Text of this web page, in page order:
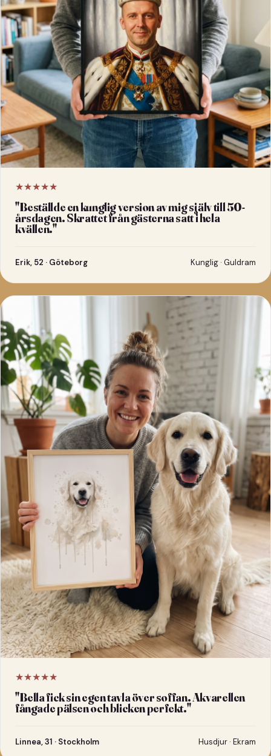
★★★★★
"Beställde en kunglig version av mig själv till 50-
årsdagen. Skrattet från gästerna satt i hela
kvällen."
Erik, 52 · Göteborg Kunglig · Guldram
★★★★★
"Bella fick sin egen tavla över soffan. Akvarellen
fångade pälsen och blicken perfekt."
Linnea, 31 · Stockholm Husdjur · Ekram